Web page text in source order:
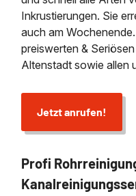
Inkrustierungen. Sie
auch am
preiswerten &
Altenstadt sowie allen
Jetzt anrufen!
Profi